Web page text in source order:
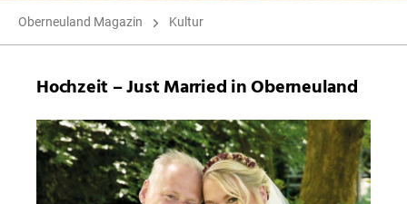
Oberneuland Magazin Kultur
Hochzeit – Just Married in Oberneuland